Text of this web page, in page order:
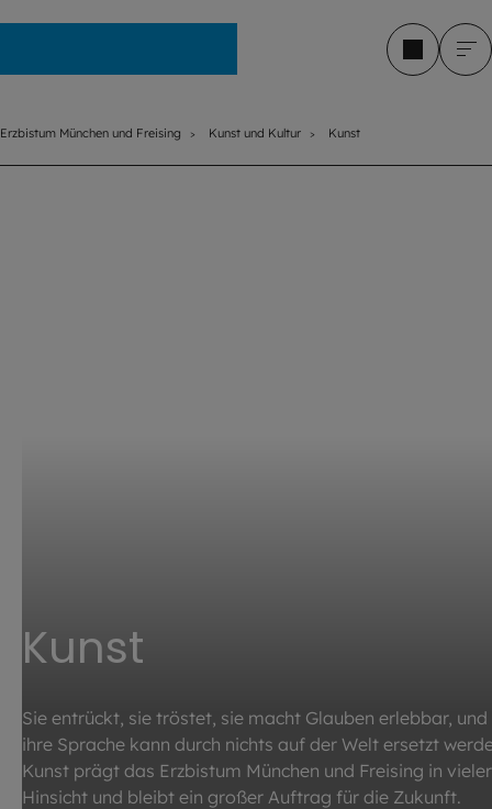
Erzbistum München und Freising Kunst und Kultur Kunst
Kunst
Sie entrückt, sie tröstet, sie macht Glauben erlebbar, und
ihre Sprache kann durch nichts auf der Welt ersetzt
Kunst prägt das Erzbistum München und Freising in
Hinsicht und bleibt ein großer Auftrag für die Zukunft.